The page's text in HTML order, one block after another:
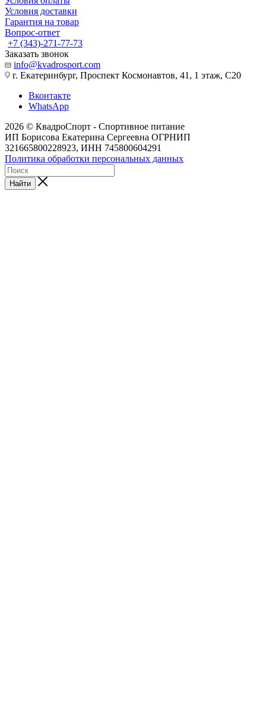
Условия доставки
Гарантия на товар
Вопрос-ответ
+7 (343)-271-77-73
Заказать звонок
info@kvadrosport.com
г. Екатеринбург, Проспект Космонавтов, 41, 1 этаж, С20
Вконтакте
WhatsApp
2026 © КвадроСпорт - Спортивное питание
ИП Борисова Екатерина Сергеевна ОГРНИП
321665800228923, ИНН 745800604291
Политика обработки персональных данных
Найти